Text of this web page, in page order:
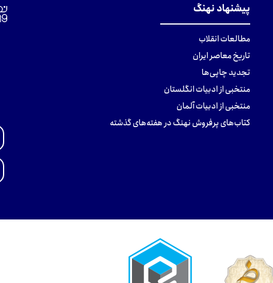
پیشنهاد نهنگ
مطالعات انقلاب
تاریخ معاصر ایران
تجدید چاپی‌ها
منتخبی از ادبیات انگلستان
منتخبی از ادبیات آلمان
کتاب‌های پرفروش نهنگ در هفته‌های گذشته